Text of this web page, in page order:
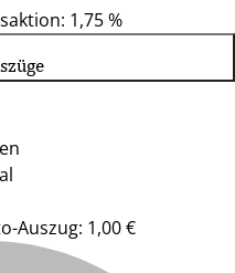
1,75 %
Auszug: 1,00 €